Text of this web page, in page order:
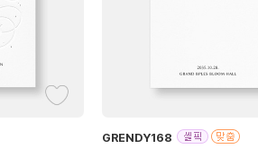
GRENDY168